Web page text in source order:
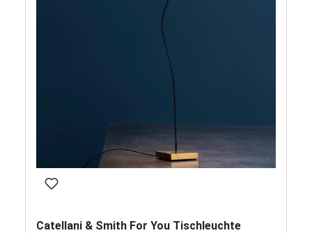
Catellani & Smith For You Tischleuchte